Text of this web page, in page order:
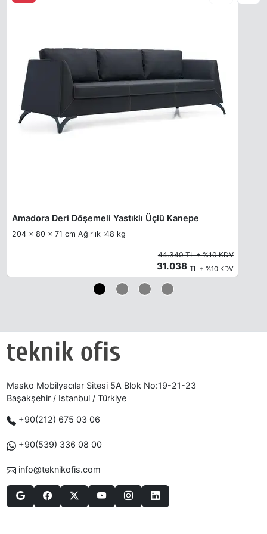
Terra Brown Sand-Yellow Steel Blue
Amadora Deri Döşemeli Yastıklı Üçlü Kanepe
204 x 80 x 71 cm Ağırlık :48 kg
44.340 TL + %10 KDV
31.038 TL + %10 KDV
Masko Mobilyacılar Sitesi 5A Blok No:19-21-23
Başakşehir / Istanbul / Türkiye
+90(212) 675 03 06
+90(539) 336 08 00
info@teknikofis.com